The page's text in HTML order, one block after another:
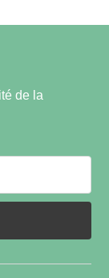
de la